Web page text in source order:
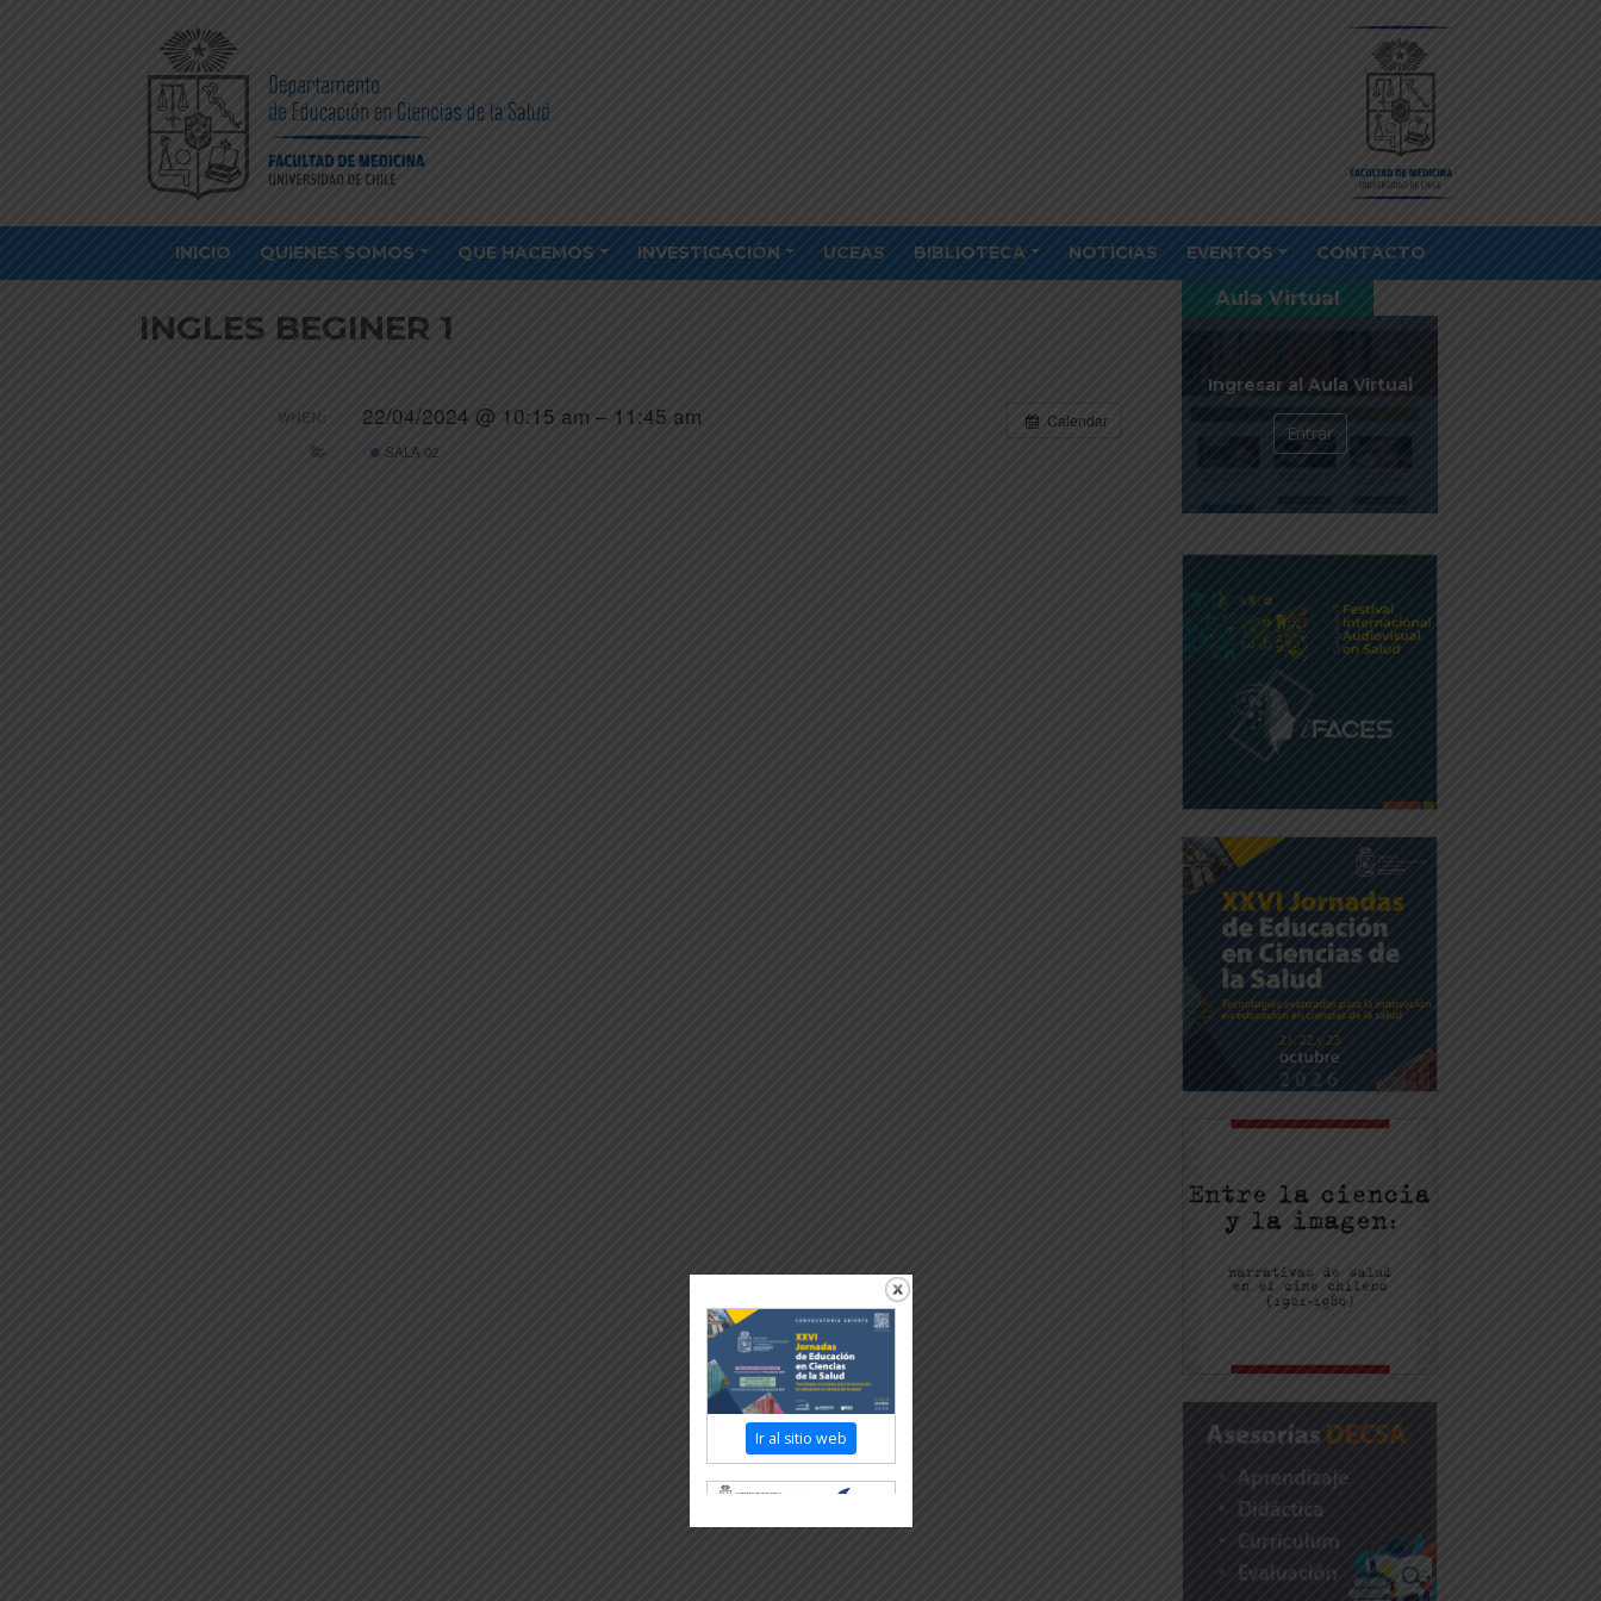
INICIO QUIENES SOMOS QUE HACEMOS INVESTIGACIÓN UCEAS BIBLIOTECA NOTICIAS EVENTOS CONTACTO
INGLES BEGINER 1
Calendar
WHEN: 22/04/2024 @ 10:15 am – 11:45 am
SALA 02
Aula Virtual
Ingresar al Aula Virtual
Entrar
Ir al sitio web